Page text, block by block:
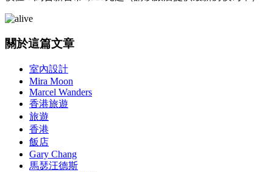
關於這篇文章
室內設計
Mira Moon
Marcel Wanders
香港旅遊
旅遊
香港
飯店
Gary Chang
馬瑟汪德斯